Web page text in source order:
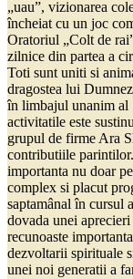
„uau”, vizionarea
încheiat cu un joc
Oratoriul „Colt de
zilnice din partea a
Toti sunt uniti si
dragostea lui
în limbajul unanim al
activitatile este
grupul de firme Ara
contributiile parintilor.
importanta nu doar
complex si placut
saptamânal în cursul
dovada unei
recunoaste
dezvoltarii spirituale
unei noi generatii a